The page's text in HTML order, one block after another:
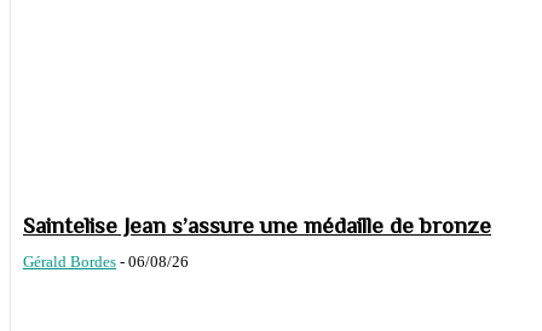
Saintelise Jean s’assure une médaille de bronze
Gérald Bordes - 06/08/26